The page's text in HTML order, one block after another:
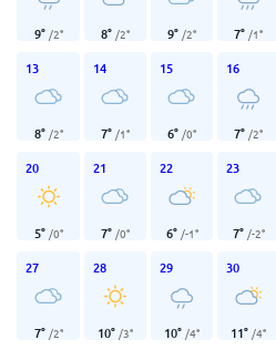
9° /2° 8° /2° 9° /2° 7° /1°
13
8° /2°
14
7° /1°
15
6° /0°
16
7° /2°
20
5° /0°
21
7° /0°
22
6° /-1°
23
7° /-2°
27
7° /2°
28
10° /3°
29
10° /4°
30
11° /4°